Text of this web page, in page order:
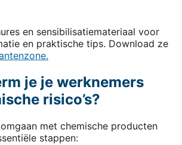
en sensibilisatiemateriaal voor
en praktische tips. Download ze
je je werknemers
risico’s?
met chemische producten
stappen: